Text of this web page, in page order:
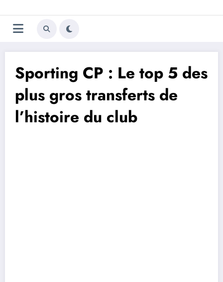
au
contenu
Trivela
L'actualité du football
Sporting CP : Le top 5 des
plus gros transferts de
l’histoire du club